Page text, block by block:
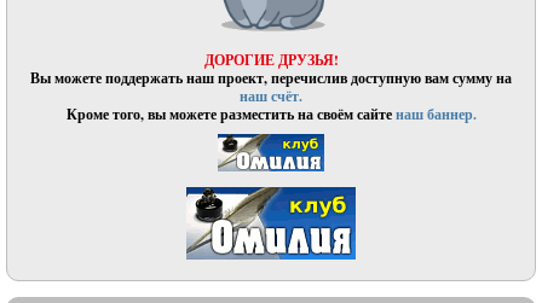
ДОРОГИЕ ДРУЗЬЯ!
Вы можете поддержать наш проект, перечислив доступную вам сумму на
наш счёт.
Кроме того, вы можете разместить на своём сайтенаш баннер.